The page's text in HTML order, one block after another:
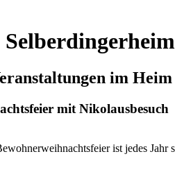
Selberdingerheim
im
mit Nikolausbesuch
ist jedes